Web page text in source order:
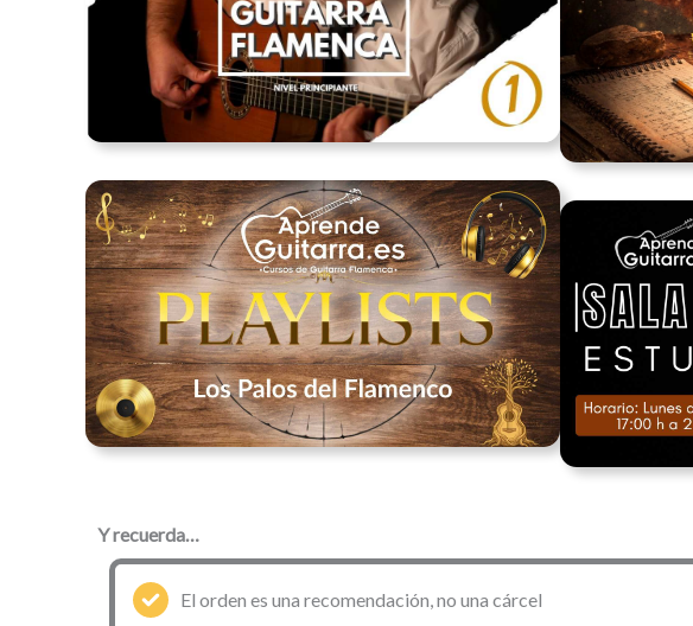
Y recuerda…
El orden es una recomendación, no una cárcel